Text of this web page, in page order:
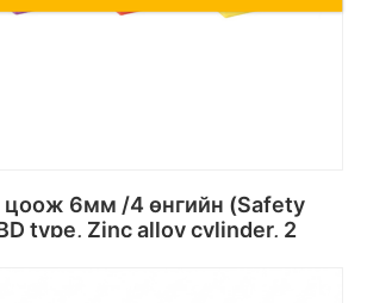
type, Zinc alloy cylinder, 2